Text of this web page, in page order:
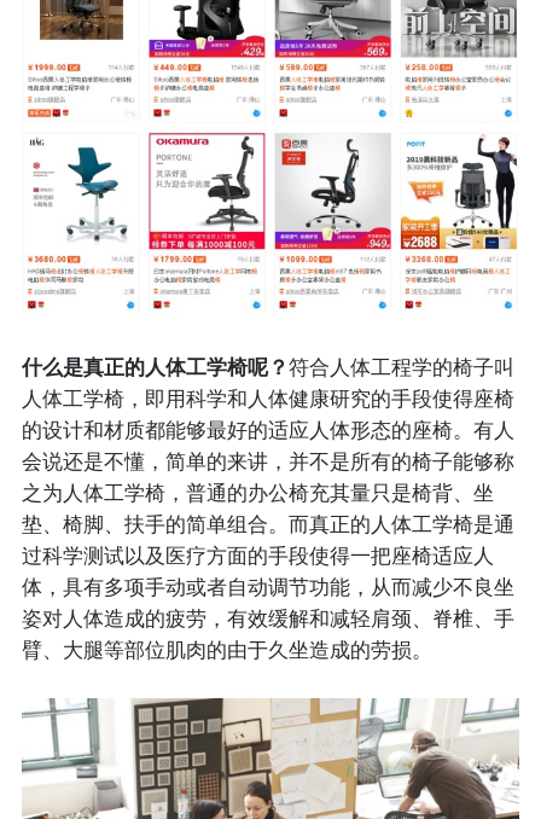
什么是真正的人体工学椅呢？ 符合人体工程学的椅子叫
人体工学椅，即用科学和人体健康研究的手段使得座椅
的设计和材质都能够最好的适应人体形态的座椅。有人
会说还是不懂，简单的来讲，并不是所有的椅子能够称
之为人体工学椅，普通的办公椅充其量只是椅背、坐
垫、椅脚、扶手的简单组合。而真正的人体工学椅是通
过科学测试以及医疗方面的手段使得一把座椅适应人
体，具有多项手动或者自动调节功能，从而减少不良坐
姿对人体造成的疲劳，有效缓解和减轻肩颈、脊椎、手
臂、大腿等部位肌肉的由于久坐造成的劳损。